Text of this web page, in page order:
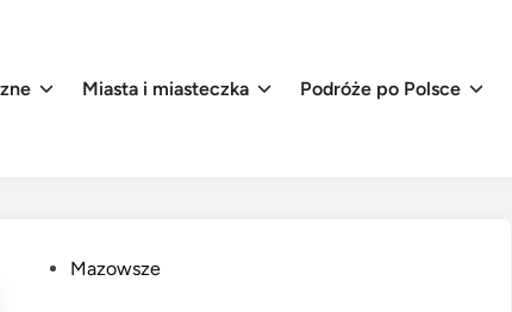
Miasta i miasteczka Podróże po Polsce
Mazowsze